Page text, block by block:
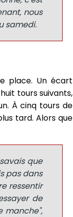
nous
samedi.
place. Un écart
tours suivants,
À cinq tours de
tard. Alors que
que
pas dans
ressentir
de
manche",